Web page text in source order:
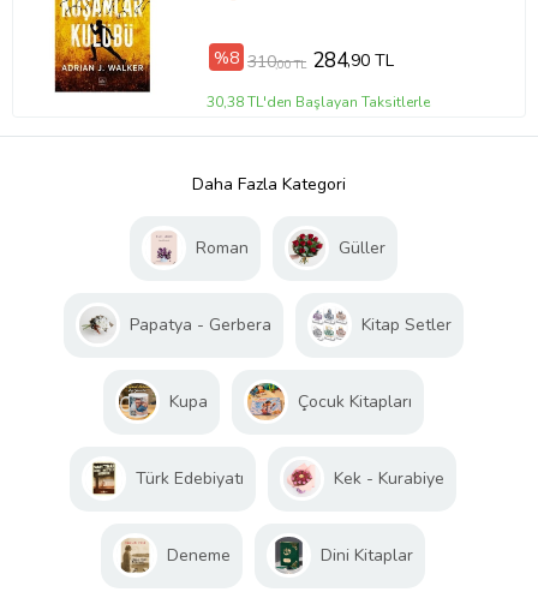
%8 310,00 TL 284,90 TL
30,38 TL'den Başlayan Taksitlerle
Daha Fazla Kategori
Roman Güller
Papatya - Gerbera Kitap Setler
Kupa Çocuk Kitapları
Türk Edebiyatı Kek - Kurabiye
Deneme Dini Kitaplar